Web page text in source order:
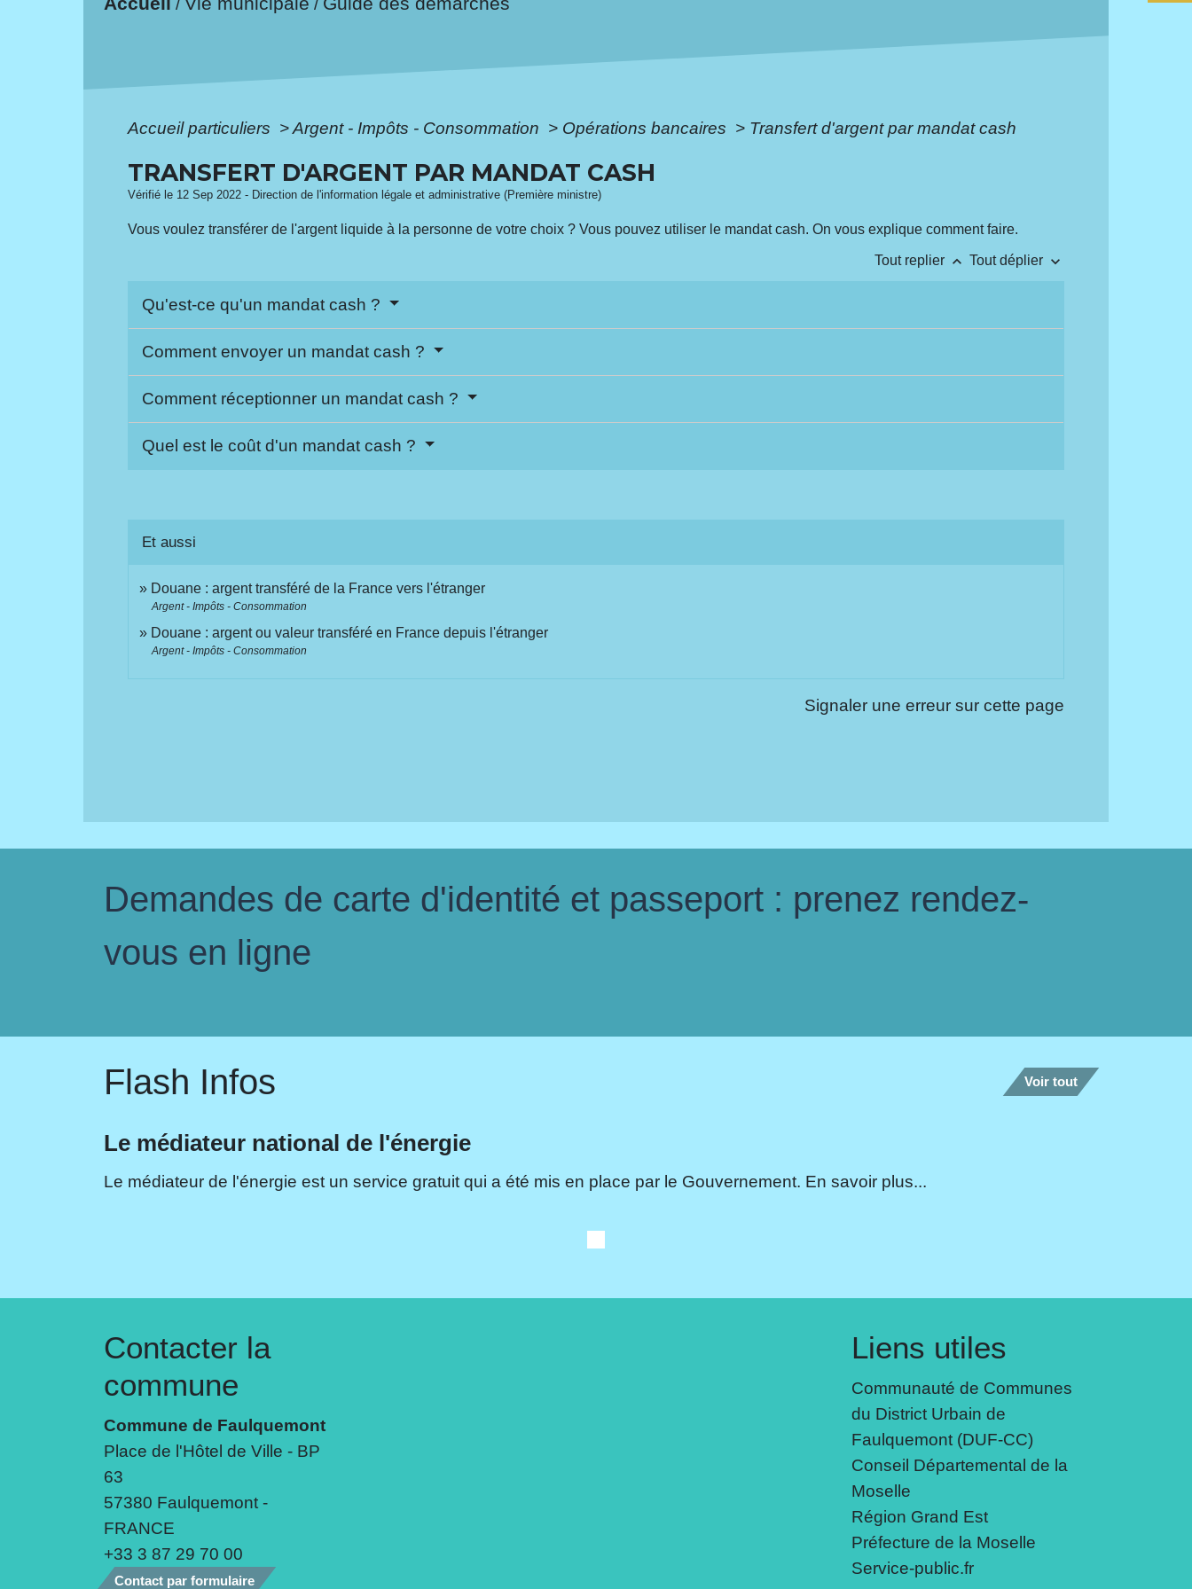
/ /
Accueil particuliers >Argent - Impôts - Consommation > Opérations bancaires > Transfert d'argent par mandat cash
TRANSFERT D'ARGENT PAR MANDAT CASH
Vérifié le 12 Sep 2022 - Direction de l'information légale et administrative (Première ministre)
Vous voulez transférer de l'argent liquide à la personne de votre choix ? Vous pouvez utiliser le mandat cash. On vous explique comment faire.
Tout replier keyboard_arrow_up Tout déplier keyboard_arrow_down
Qu'est-ce qu'un mandat cash ?
Comment envoyer un mandat cash ?
Comment réceptionner un mandat cash ?
Quel est le coût d'un mandat cash ?
Et aussi
Douane : argent transféré de la France vers l'étranger
Argent - Impôts - Consommation
Douane : argent ou valeur transféré en France depuis l'étranger
Argent - Impôts - Consommation
Signaler une erreur sur cette page
Demandes de carte d'identité et passeport : prenez rendez-
vous en ligne
Flash Infos Voir tout
Le médiateur national de l'énergie
Le médiateur de l'énergie est un service gratuit qui a été mis en place par le Gouvernement. En savoir plus...
Contacter la
commune
Commune de Faulquemont
Place de l'Hôtel de Ville - BP
63
57380 Faulquemont -
FRANCE
+33 3 87 29 70 00
Contact par formulaire
Liens utiles
Communauté de Communes
du District Urbain de
Faulquemont (DUF-CC)
Conseil Départemental de la
Moselle
Région Grand Est
Préfecture de la Moselle
Service-public.fr